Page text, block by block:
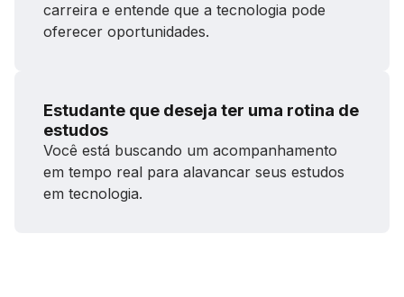
carreira e entende que a tecnologia pode
oferecer oportunidades.
Estudante que deseja ter uma rotina de
estudos
Você está buscando um acompanhamento
em tempo real para alavancar seus estudos
em tecnologia.